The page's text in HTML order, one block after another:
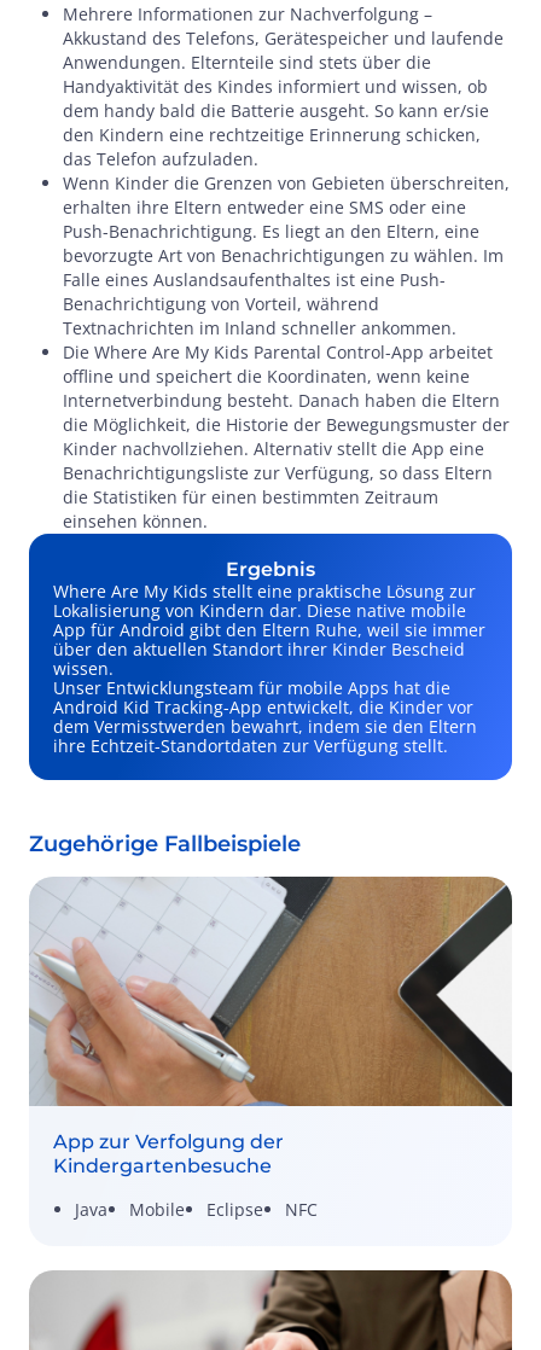
Mehrere Informationen zur Nachverfolgung –
Akkustand des Telefons, Gerätespeicher und laufende
Anwendungen. Elternteile sind stets über die
Handyaktivität des Kindes informiert und wissen, ob
dem handy bald die Batterie ausgeht. So kann er/sie
den Kindern eine rechtzeitige Erinnerung schicken,
das Telefon aufzuladen.
Wenn Kinder die Grenzen von Gebieten überschreiten,
erhalten ihre Eltern entweder eine SMS oder eine
Push-Benachrichtigung. Es liegt an den Eltern, eine
bevorzugte Art von Benachrichtigungen zu wählen. Im
Falle eines Auslandsaufenthaltes ist eine Push-
Benachrichtigung von Vorteil, während
Textnachrichten im Inland schneller ankommen.
Die Where Are My Kids Parental Control-App arbeitet
offline und speichert die Koordinaten, wenn keine
Internetverbindung besteht. Danach haben die Eltern
die Möglichkeit, die Historie der Bewegungsmuster der
Kinder nachvollziehen. Alternativ stellt die App eine
Benachrichtigungsliste zur Verfügung, so dass Eltern
die Statistiken für einen bestimmten Zeitraum
einsehen können.
Ergebnis
Where Are My Kids stellt eine praktische Lösung zur
Lokalisierung von Kindern dar. Diese native mobile
App für Android gibt den Eltern Ruhe, weil sie immer
über den aktuellen Standort ihrer Kinder Bescheid
wissen.
Unser Entwicklungsteam für mobile Apps hat die
Android Kid Tracking-App entwickelt, die Kinder vor
dem Vermisstwerden bewahrt, indem sie den Eltern
ihre Echtzeit-Standortdaten zur Verfügung stellt.
Zugehörige Fallbeispiele
App zur Verfolgung der
Kindergartenbesuche
Java
Mobile Eclipse NFC